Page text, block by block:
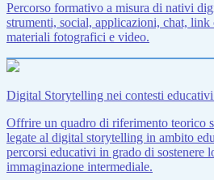
Percorso formativo a misura di nativi
strumenti, social, applicazioni, chat,
materiali fotografici e video.
Digital Storytelling nei contesti educativi
Offrire un quadro di riferimento teorico
legate al digital storytelling in ambito
percorsi educativi in grado di sostenere
immaginazione intermediale.